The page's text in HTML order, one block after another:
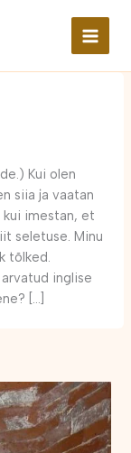
Kui olen
siia ja vaatan
imestan, et
seletuse. Minu
tõlked.
inglise
[…]